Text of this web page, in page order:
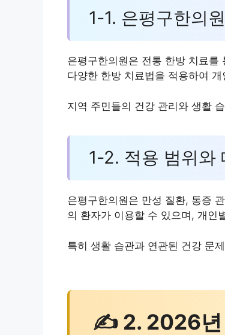
1-1. 은평구한의
은평구한의원은 전통 한방 치료를
다양한 한방 치료법을 적용하여
지역 주민들의 건강 관리와 생활
1-2. 적용 범위와
은평구한의원은 만성 질환, 통증
의 환자가 이용할 수 있으며, 개인
특히 생활 습관과 연관된 건강 문
✍ 2. 2026년